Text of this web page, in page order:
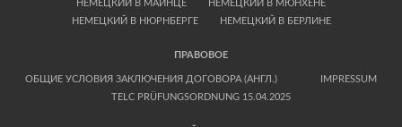
НЕМЕЦКИЙ В МАЙНЦЕ
НЕМЕЦКИЙ В МЮНХЕНЕ
НЕМЕЦКИЙ В НЮРНБЕРГЕ
НЕМЕЦКИЙ В БЕРЛИНЕ
ПРАВОВОЕ
ОБЩИЕ УСЛОВИЯ ЗАКЛЮЧЕНИЯ ДОГОВОРА (АНГЛ.)
IMPRESSUM
TELC PRÜFUNGSORDNUNG 15.04.2025